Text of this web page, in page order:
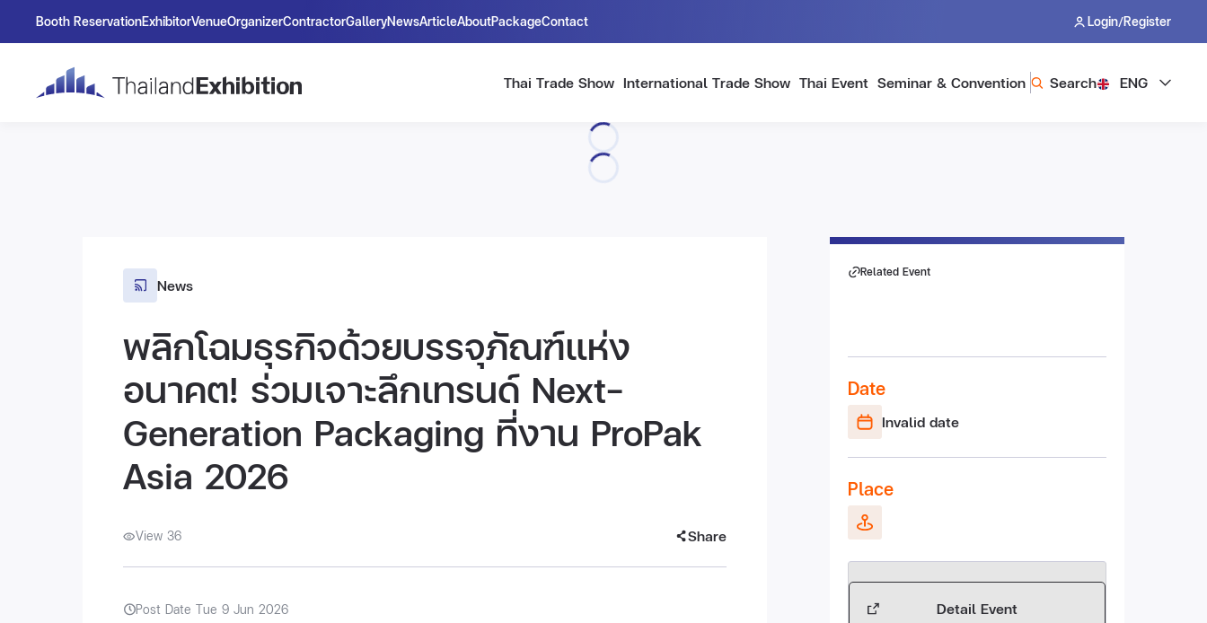
Booth ReservationExhibitorVenueOrganizerContractorGalleryNewsArticleAboutPackageContact Login/Register
Thai Trade Show International Trade Show Thai Event Seminar & Convention Search ENG
News
พลิกโฉมธุรกิจด้วยบรรจุภัณฑ์แห่ง
อนาคต! ร่วมเจาะลึกเทรนด์ Next-
Generation Packaging ที่งาน ProPak
Asia 2026
View 36 Share
Post Date Tue 9 Jun 2026
Related Event
Date
Invalid date
Place
Detail Event